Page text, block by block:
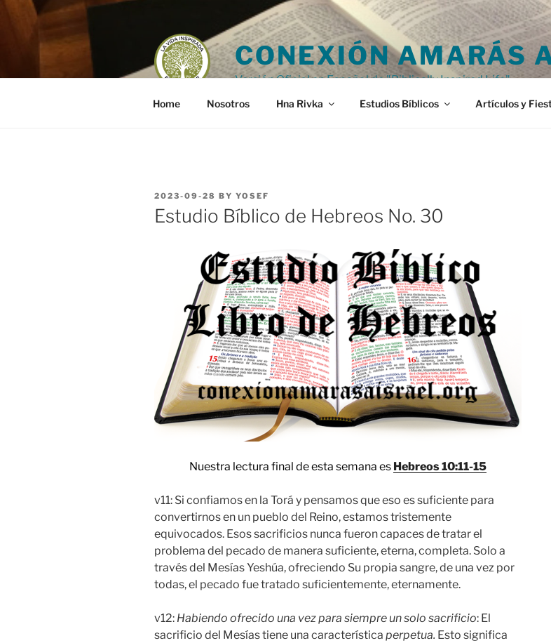
Skip
CONEXIÓN AMARÁS
Versión Oficial en Español de "Biblically Inspired Life"
Home Nosotros Hna Rivka Estudios Bíblicos Artículos y
POSTED
ON
2023-09-28 BY YOSEF
Estudio Bíblico de Hebreos No. 30
Nuestra lectura final de esta semana es Hebreos 10:11-15
v11: Si confiamos en la Torá y pensamos que eso es suficiente para
convertirnos en un pueblo del Reino, estamos tristemente
equivocados. Esos sacrificios nunca fueron capaces de tratar el
problema del pecado de manera suficiente, eterna, completa. Solo a
través del Mesías Yeshúa, ofreciendo Su propia sangre, de una vez por
todas, el pecado fue tratado suficientemente, eternamente.
v12: Habiendo ofrecido una vez para siempre un solo sacrificio: El
sacrificio del Mesías tiene una característica perpetua. Esto significa